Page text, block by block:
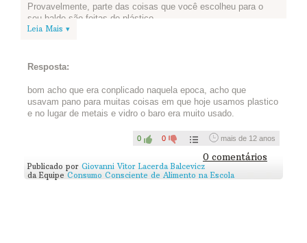
Provavelmente, parte das coisas que você escolheu para o
seu balde são feitas de plástico.
seriam? Os produtos seriam mais pesados? Como a gente
Assista ao vídeo abaixo para entender melhor. Vale também
pesquisar, usar sua criatividade e responder em texto ou em
Leia Mais ▾
Resposta:
bom acho que era conplicado naquela epoca, acho que
usavam pano para muitas coisas em que hoje usamos plastico
e no lugar de metais e vidro o baro era muito usado.
0 0 mais de 12 anos
0 comentários
Publicado por Giovanni Vitor Lacerda Balcevicz
da Equipe Consumo Consciente de Alimento na Escola